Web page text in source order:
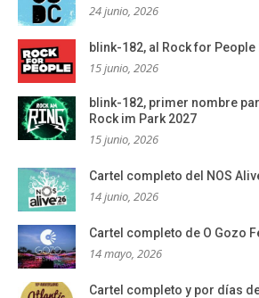
24 junio, 2026
blink-182, al Rock for People
15 junio, 2026
blink-182, primer nombre
Rock im Park 2027
15 junio, 2026
Cartel completo del NOS
14 junio, 2026
Cartel completo de O Gozo
14 mayo, 2026
Cartel completo y por días